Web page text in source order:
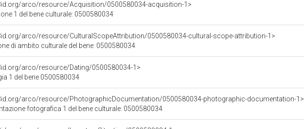
arco/resource/Acquisition/0500580034-acquisition-1>
1 del bene culturale: 0500580034
arco/resource/CulturalScopeAttribution/0500580034-cultural-scope-attribution-1>
di ambito culturale del bene: 0500580034
arco/resource/Dating/0500580034-1>
1 del bene 0500580034
arco/resource/PhotographicDocumentation/0500580034-photographic-documentation-1>
fotografica 1 del bene culturale: 0500580034